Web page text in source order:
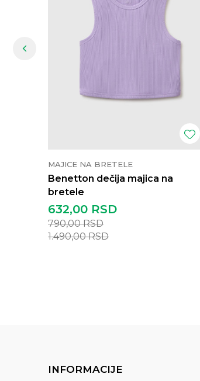
MAJICE NA BRETELE
Benetton dečija majica na
bretele
632,00 RSD
790,00RSD
1.490,00RSD
INFORMACIJE